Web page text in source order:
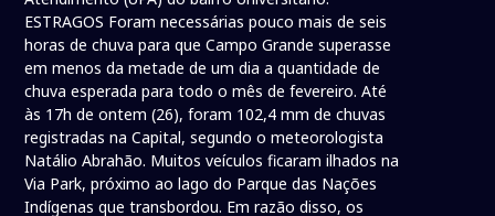
ESTRAGOS Foram necessárias pouco mais de seis
horas de chuva para que Campo Grande superasse
em menos da metade de um dia a quantidade de
chuva esperada para todo o mês de fevereiro. Até
às 17h de ontem (26), foram 102,4 mm de chuvas
registradas na Capital, segundo o meteorologista
Natálio Abrahão. Muitos veículos ficaram ilhados na
Via Park, próximo ao lago do Parque das Nações
Indígenas que transbordou. Em razão disso, os